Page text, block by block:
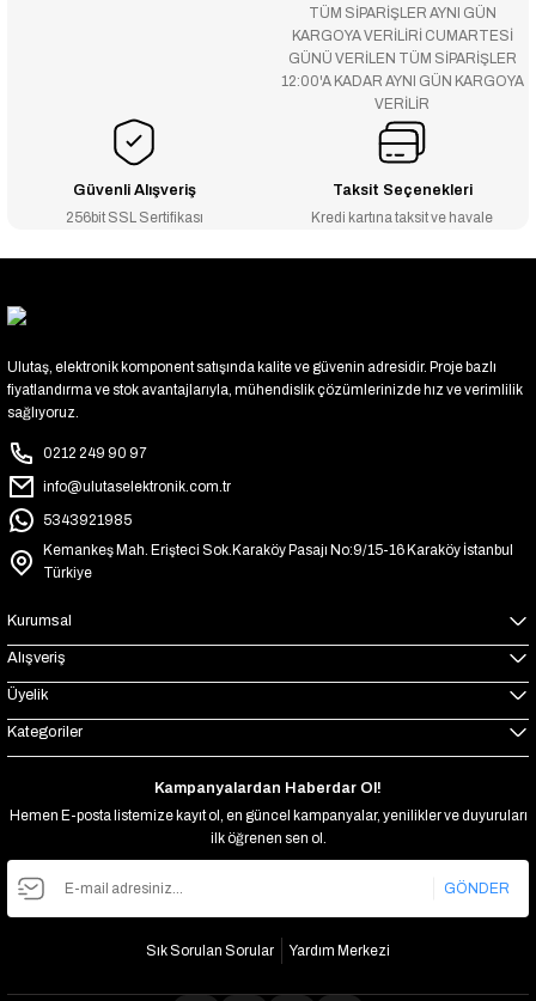
TÜM SİPARİŞLER AYNI GÜN
KARGOYA VERİLİRİ CUMARTESİ
GÜNÜ VERİLEN TÜM SİPARİŞLER
12:00'A KADAR AYNI GÜN KARGOYA
VERİLİR
Güvenli Alışveriş
256bit SSL Sertifikası
Taksit Seçenekleri
Kredi kartına taksit ve havale
Ulutaş, elektronik komponent satışında kalite ve güvenin adresidir. Proje bazlı
fiyatlandırma ve stok avantajlarıyla, mühendislik çözümlerinizde hız ve verimlilik
sağlıyoruz.
0212 249 90 97
info@ulutaselektronik.com.tr
5343921985
Kemankeş Mah. Erişteci Sok.Karaköy Pasajı No:9/15-16 Karaköy İstanbul
Türkiye
Kurumsal
Alışveriş
Üyelik
Kategoriler
Kampanyalardan Haberdar Ol!
Hemen E-posta listemize kayıt ol, en güncel kampanyalar, yenilikler ve duyuruları
ilk öğrenen sen ol.
GÖNDER
Sık Sorulan Sorular Yardım Merkezi